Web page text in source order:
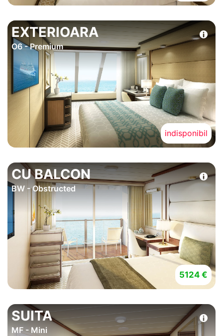
EXTERIOARA
O6 - Premium
indisponibil
CU BALCON
BW - Obstructed
5124 €
SUITA
MF - Mini